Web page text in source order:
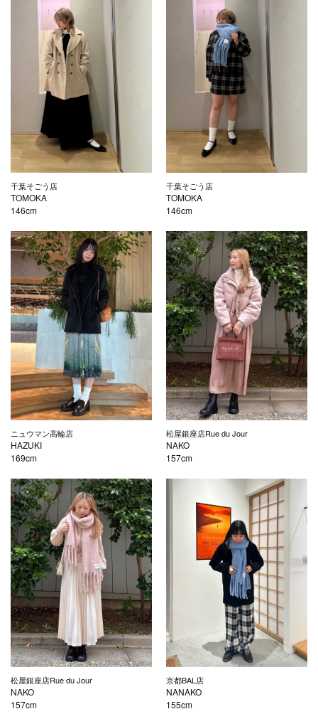
千葉そごう店
TOMOKA
146cm
千葉そごう店
TOMOKA
146cm
ニュウマン高輪店
HAZUKI
169cm
松屋銀座店Rue du Jour
NAKO
157cm
松屋銀座店Rue du Jour
NAKO
157cm
京都BAL店
NANAKO
155cm